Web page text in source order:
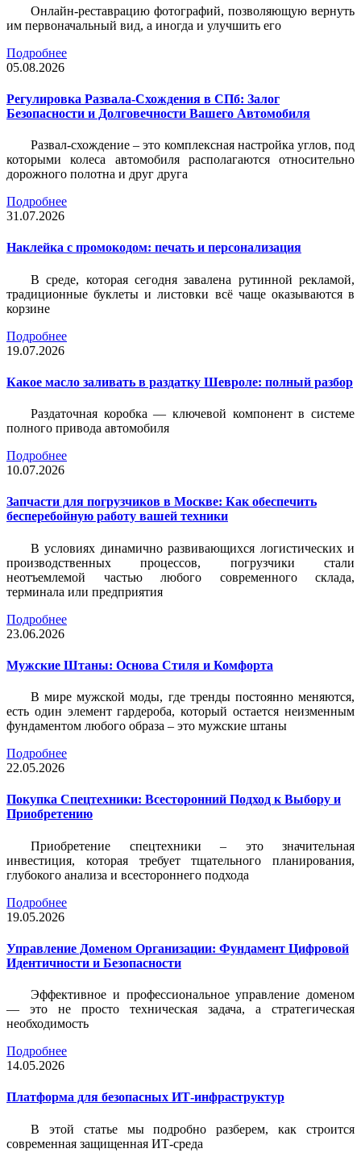
Онлайн-реставрацию фотографий, позволяющую вернуть
им первоначальный вид, а иногда и улучшить его
Подробнее
05.08.2026
Регулировка Развала-Схождения в СПб: Залог
Безопасности и Долговечности Вашего Автомобиля
Развал-схождение – это комплексная настройка углов, под
которыми колеса автомобиля располагаются относительно
дорожного полотна и друг друга
Подробнее
31.07.2026
Наклейка c промокодом: печать и персонализация
В среде, которая сегодня завалена рутинной рекламой,
традиционные буклеты и листовки всё чаще оказываются в
корзине
Подробнее
19.07.2026
Какое масло заливать в раздатку Шевроле: полный разбор
Раздаточная коробка — ключевой компонент в системе
полного привода автомобиля
Подробнее
10.07.2026
Запчасти для погрузчиков в Москве: Как обеспечить
бесперебойную работу вашей техники
В условиях динамично развивающихся логистических и
производственных процессов, погрузчики стали
неотъемлемой частью любого современного склада,
терминала или предприятия
Подробнее
23.06.2026
Мужские Штаны: Основа Стиля и Комфорта
В мире мужской моды, где тренды постоянно меняются,
есть один элемент гардероба, который остается неизменным
фундаментом любого образа – это мужские штаны
Подробнее
22.05.2026
Покупка Спецтехники: Всесторонний Подход к Выбору и
Приобретению
Приобретение спецтехники – это значительная
инвестиция, которая требует тщательного планирования,
глубокого анализа и всестороннего подхода
Подробнее
19.05.2026
Управление Доменом Организации: Фундамент Цифровой
Идентичности и Безопасности
Эффективное и профессиональное управление доменом
— это не просто техническая задача, а стратегическая
необходимость
Подробнее
14.05.2026
Платформа для безопасных ИТ-инфраструктур
В этой статье мы подробно разберем, как строится
современная защищенная ИТ-среда